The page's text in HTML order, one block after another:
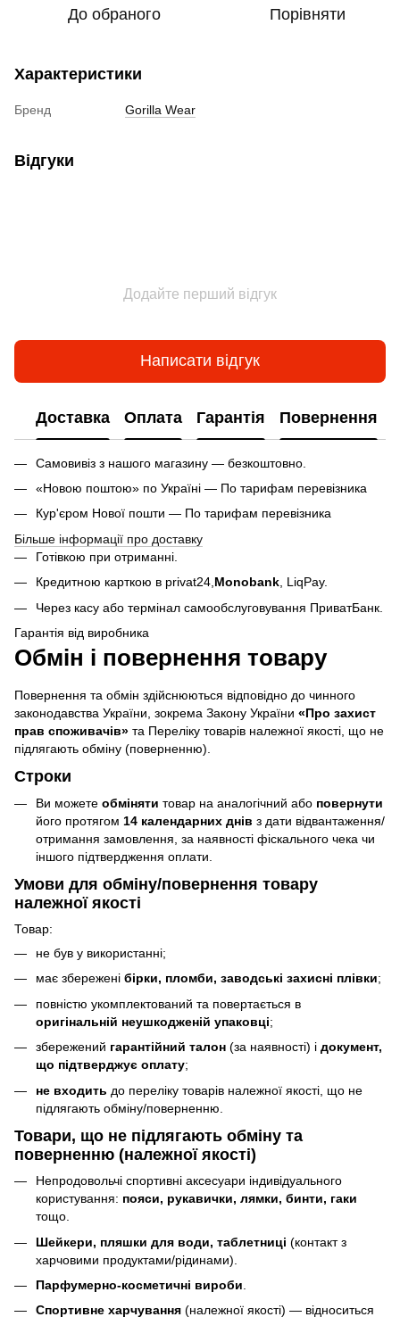
До обраного Порівняти
Характеристики
Бренд Gorilla Wear
Відгуки
Додайте перший відгук
Написати відгук
Доставка Оплата Гарантія Повернення
Самовивіз з нашого магазину — безкоштовно.
«Новою поштою» по Україні — По тарифам перевізника
Кур'єром Нової пошти — По тарифам перевізника
Більше інформації про доставку
Готівкою при отриманні.
Кредитною карткою в privat24, Monobank LiqPay.
Через касу або термінал самообслуговування ПриватБанк.
Гарантія від виробника
Обмін і повернення товару
Повернення та обмін здійснюються відповідно до чинного
законодавства України, зокрема Закону України «Про захист
прав споживачів» та Переліку товарів належної якості, що не
підлягають обміну (поверненню).
Строки
Ви можете обміняти товар на аналогічний або повернути
його протягом 14 календарних днів з дати відвантаження/
отримання замовлення, за наявності фіскального чека чи
іншого підтвердження оплати.
Умови для обміну/повернення товару
належної якості
Товар:
не був у використанні;
має збережені бірки, пломби, заводські захисні плівки;
повністю укомплектований та повертається в
оригінальній неушкодженій упаковці;
збережений гарантійний талон (за наявності) і документ,
що підтверджує оплату;
не входить до переліку товарів належної якості, що не
підлягають обміну/поверненню.
Товари, що не підлягають обміну та
поверненню (належної якості)
Непродовольчі спортивні аксесуари індивідуального
користування: пояси, рукавички, лямки, бинти, гаки
тощо.
Шейкери, пляшки для води, таблетниці (контакт з
харчовими продуктами/рідинами).
Парфумерно-косметичні вироби
Спортивне харчування (належної якості) — відноситься